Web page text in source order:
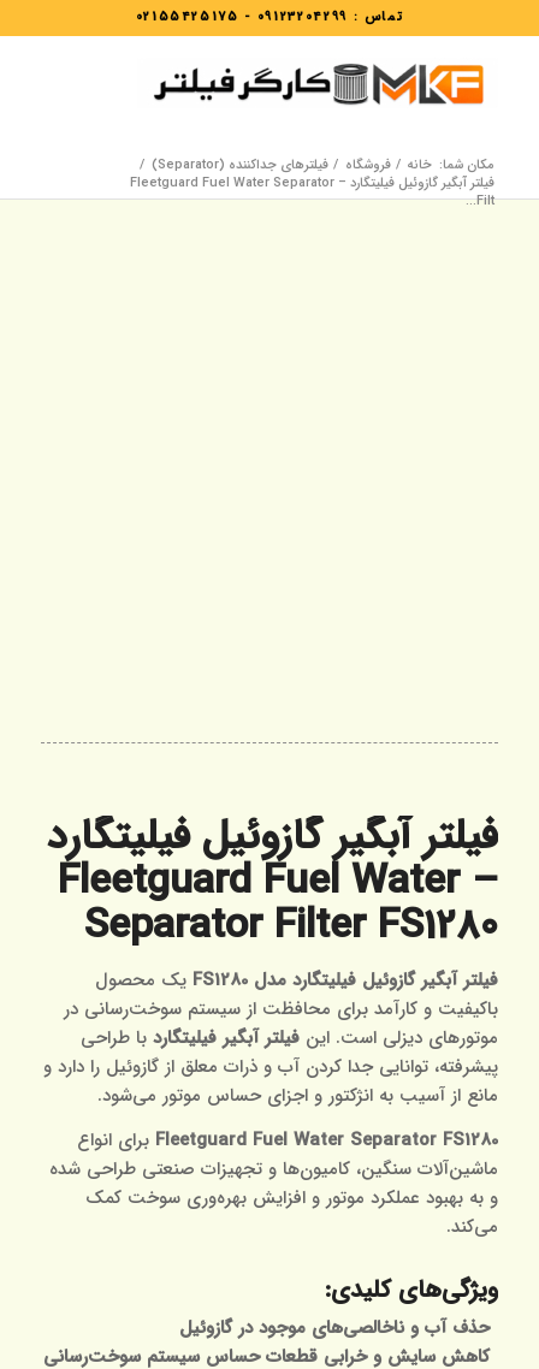
تماس : 09123204299
-
02155425175
مکان شما: خانه / فروشگاه / فیلترهای جداکننده (Separator)
/
فیلتر آبگیر گازوئیل فیلیتگارد – Fleetguard Fuel Water Separator
Filt...
فیلتر آبگیر گازوئیل فیلیتگارد
– Fleetguard Fuel Water
Separator Filter FS1280
فیلتر آبگیر گازوئیل فیلیتگارد مدل FS1280
یک محصول
باکیفیت و کارآمد برای محافظت از سیستم سوخت‌رسانی در
موتورهای دیزلی است. این فیلتر آبگیر فیلیتگاردبا طراحی
پیشرفته، توانایی جدا کردن آب و ذرات معلق از گازوئیل را دارد و
مانع از آسیب به انژکتور و اجزای حساس موتور می‌شود.
Fleetguard Fuel Water Separator FS1280 برای انواع
ماشین‌آلات سنگین، کامیون‌ها و تجهیزات صنعتی طراحی شده
و به بهبود عملکرد موتور و افزایش بهره‌وری سوخت کمک
می‌کند.
ویژگی‌های کلیدی:
حذف آب و ناخالصی‌های موجود در گازوئیل
کاهش سایش و خرابی قطعات حساس سیستم سوخت‌رسانی